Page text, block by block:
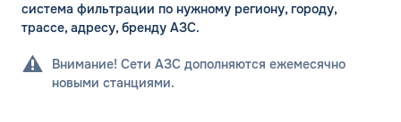
система фильтрации по нужному региону, городу,
трассе, адресу, бренду АЗС.
Внимание! Сети АЗС дополняются ежемесячно
новыми станциями.